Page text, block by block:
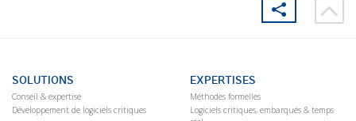
SOLUTIONS
Conseil & expertise
Développement de logiciels critiques
EXPERTISES
Méthodes formelles
Logiciels critiques, embarqués & temps